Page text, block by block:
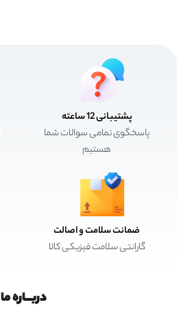
پشتیبانی 12 ساعته
پاسخگوی تمامی سوالات شما
هستیم
ضمانت سلامت و اصالت
گارانتی سلامت فیزیکی کالا
دربـــاره ما